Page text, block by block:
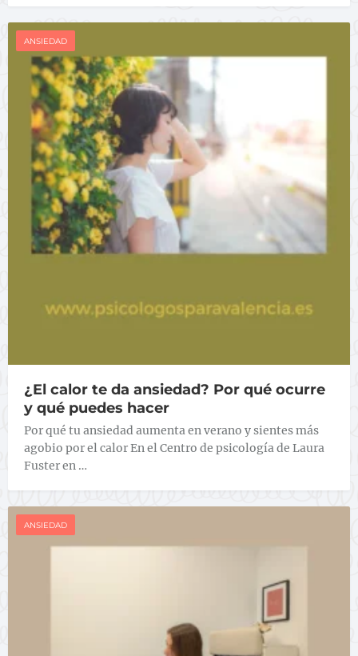
ANSIEDAD
¿El calor te da ansiedad? Por qué ocurre
y qué puedes hacer
Por qué tu ansiedad aumenta en verano y sientes más
agobio por el calor En el Centro de psicología de Laura
Fuster en …
ANSIEDAD